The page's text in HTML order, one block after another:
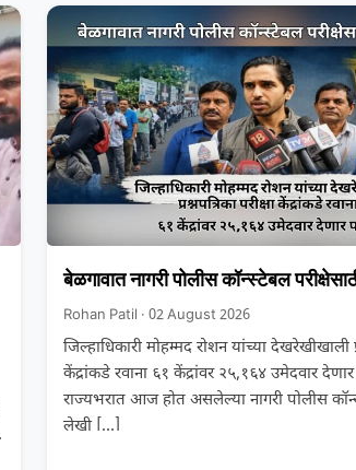
बेळगावात नागरी पोलीस कॉन्स्टेबल
Rohan Patil · 02 August 2026
जिल्हाधिकारी मोहम्मद रोशन यांच्या देखरेखीखाली
केंद्रांकडे रवाना ६१ केंद्रांवर २५,१६४ उमेदवार
राज्यभरात आज होत असलेल्या नागरी पोलीस
लेखी […]